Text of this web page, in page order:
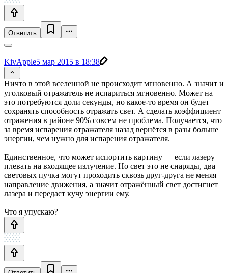
Ответить
KivApple5 мар 2015 в 18:38
Ничто в этой вселенной не происходит мгновенно. А значит и
уголковый отражатель не испариться мгновенно. Может на
это потребуются доли секунды, но какое-то время он будет
сохранять способность отражать свет. А сделать коэффициент
отражения в районе 90% совсем не проблема. Получается, что
за время испарения отражателя назад вернётся в разы больше
энергии, чем нужно для испарения отражателя.
Единственное, что может испортить картину — если лазеру
плевать на входящее излучение. Но свет это не снаряды, два
световых пучка могут проходить сквозь друг-друга не меняя
направление движения, а значит отражённый свет достигнет
лазера и передаст кучу энергии ему.
Что я упускаю?